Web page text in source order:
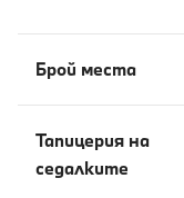
Брой места
Тапицерия на
седалките